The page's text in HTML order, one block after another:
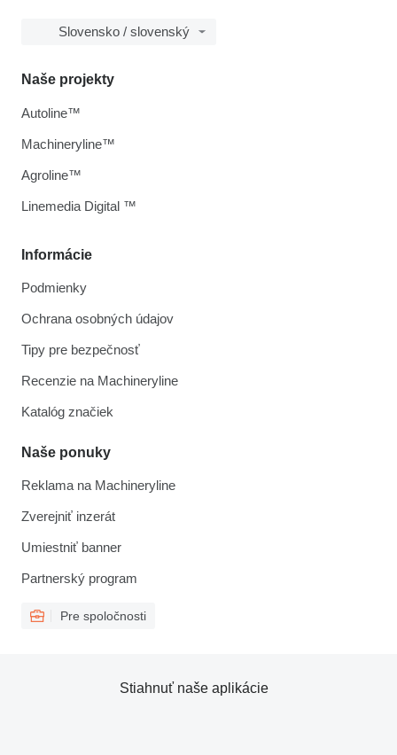
Slovensko / slovenský
Informácie
Podmienky
Ochrana osobných údajov
Tipy pre bezpečnosť
Recenzie na Machineryline
Katalóg značiek
Naše ponuky
Reklama na Machineryline
Zverejniť inzerát
Umiestniť banner
Partnerský program
Pre spoločnosti
Naše projekty
Autoline™
Machineryline™
Agroline™
Linemedia Digital ™
Stiahnuť naše aplikácie